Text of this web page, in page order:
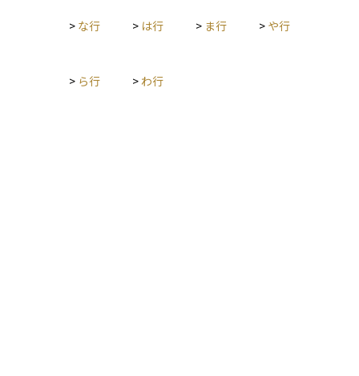
> な行 > は行 > ま行 > や行
> ら行 > わ行